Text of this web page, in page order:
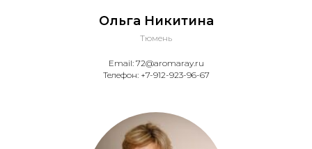
Ольга Никитина
Тюмень
Email: 72@aromaray.ru
Телефон: +7-912-923-96-67